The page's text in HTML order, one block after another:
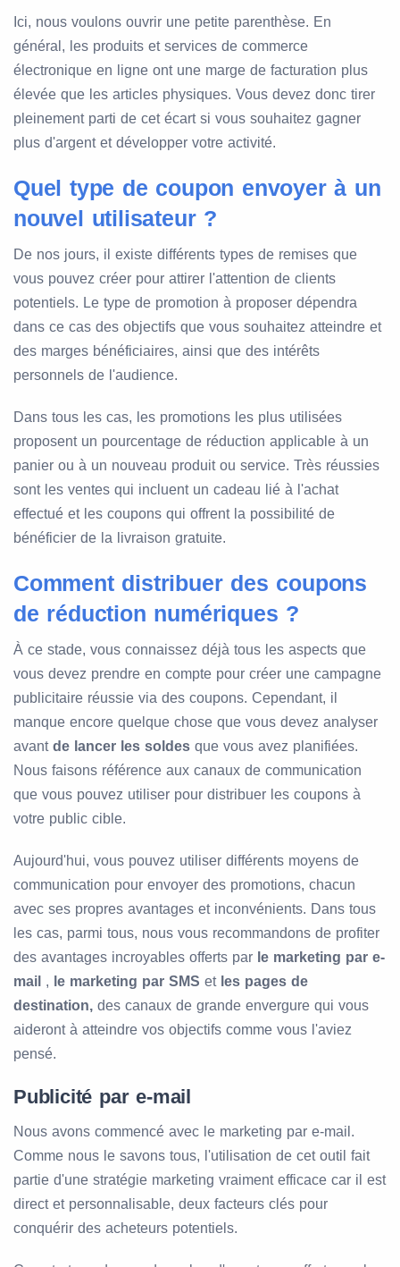
Ici, nous voulons ouvrir une petite parenthèse. En
général, les produits et services de commerce
électronique en ligne ont une marge de facturation plus
élevée que les articles physiques. Vous devez donc tirer
pleinement parti de cet écart si vous souhaitez gagner
plus d'argent et développer votre activité.
Quel type de coupon envoyer à un
nouvel utilisateur ?
De nos jours, il existe différents types de remises que
vous pouvez créer pour attirer l'attention de clients
potentiels. Le type de promotion à proposer dépendra
dans ce cas des objectifs que vous souhaitez atteindre et
des marges bénéficiaires, ainsi que des intérêts
personnels de l'audience.
Dans tous les cas, les promotions les plus utilisées
proposent un pourcentage de réduction applicable à un
panier ou à un nouveau produit ou service. Très réussies
sont les ventes qui incluent un cadeau lié à l'achat
effectué et les coupons qui offrent la possibilité de
bénéficier de la livraison gratuite.
Comment distribuer des coupons
de réduction numériques ?
À ce stade, vous connaissez déjà tous les aspects que
vous devez prendre en compte pour créer une campagne
publicitaire réussie via des coupons. Cependant, il
manque encore quelque chose que vous devez analyser
avant de lancer les soldes que vous avez planifiées.
Nous faisons référence aux canaux de communication
que vous pouvez utiliser pour distribuer les coupons à
votre public cible.
Aujourd'hui, vous pouvez utiliser différents moyens de
communication pour envoyer des promotions, chacun
avec ses propres avantages et inconvénients. Dans tous
les cas, parmi tous, nous vous recommandons de profiter
des avantages incroyables offerts par le marketing par e-
mail , le marketing par SMS et les pages de
destination, des canaux de grande envergure qui vous
aideront à atteindre vos objectifs comme vous l'aviez
pensé.
Publicité par e-mail
Nous avons commencé avec le marketing par e-mail.
Comme nous le savons tous, l'utilisation de cet outil fait
partie d'une stratégie marketing vraiment efficace car il est
direct et personnalisable, deux facteurs clés pour
conquérir des acheteurs potentiels.